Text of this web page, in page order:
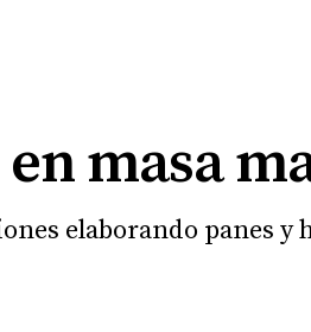
masa
elaborando panes y